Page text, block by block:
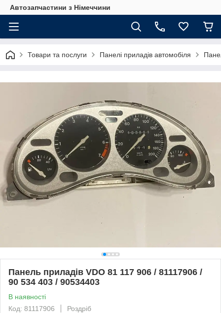
Автозапчастини з Німеччини
Товари та послуги Панелі приладів автомобіля
Панель приладів VDO 81 117 906 / 81117906 /
90 534 403 / 90534403
В наявності
Код: 81117906
Роздріб